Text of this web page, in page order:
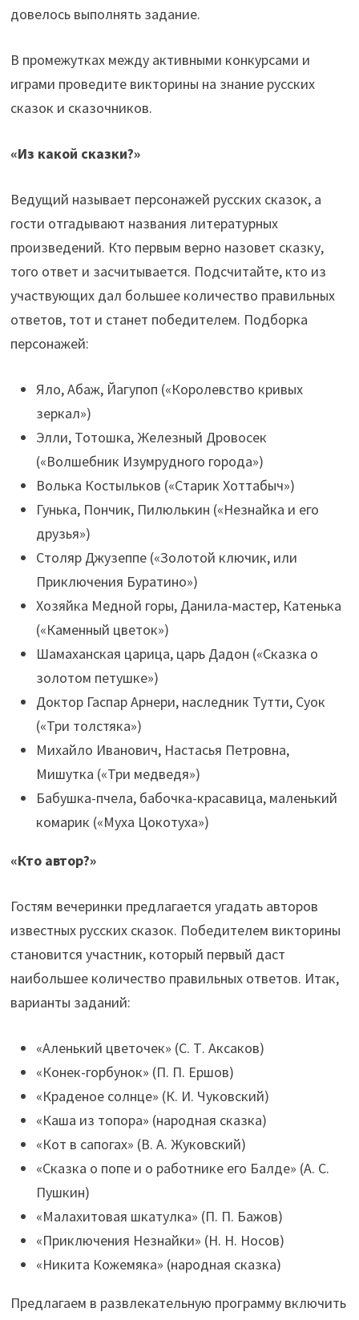
довелось выполнять задание.
В промежутках между активными конкурсами и
играми проведите викторины на знание русских
сказок и сказочников.
«Из какой сказки?»
Ведущий называет персонажей русских сказок, а
гости отгадывают названия литературных
произведений. Кто первым верно назовет сказку,
того ответ и засчитывается. Подсчитайте, кто из
участвующих дал большее количество правильных
ответов, тот и станет победителем. Подборка
персонажей:
Яло, Абаж, Йагупоп («Королевство кривых
зеркал»)
Элли, Тотошка, Железный Дровосек
(«Волшебник Изумрудного города»)
Волька Костыльков («Старик Хоттабыч»)
Гунька, Пончик, Пилюлькин («Незнайка и его
друзья»)
Столяр Джузеппе («Золотой ключик, или
Приключения Буратино»)
Хозяйка Медной горы, Данила-мастер, Катенька
(«Каменный цветок»)
Шамаханская царица, царь Дадон («Сказка о
золотом петушке»)
Доктор Гаспар Арнери, наследник Тутти, Суок
(«Три толстяка»)
Михайло Иванович, Настасья Петровна,
Мишутка («Три медведя»)
Бабушка-пчела, бабочка-красавица, маленький
комарик («Муха Цокотуха»)
«Кто автор?»
Гостям вечеринки предлагается угадать авторов
известных русских сказок. Победителем викторины
становится участник, который первый даст
наибольшее количество правильных ответов. Итак,
варианты заданий:
«Аленький цветочек» (С. Т. Аксаков)
«Конек-горбунок» (П. П. Ершов)
«Краденое солнце» (К. И. Чуковский)
«Каша из топора» (народная сказка)
«Кот в сапогах» (В. А. Жуковский)
«Сказка о попе и о работнике его Балде» (А. С.
Пушкин)
«Малахитовая шкатулка» (П. П. Бажов)
«Приключения Незнайки» (Н. Н. Носов)
«Никита Кожемяка» (народная сказка)
Предлагаем в развлекательную программу включить